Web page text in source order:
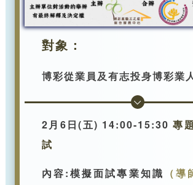
對象：
博彩從業員及有志投身博彩業
2月6日(五) 14:00-15:30專
試
內容:模擬面試專業知識 （導